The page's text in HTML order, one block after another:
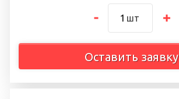
шт
Оставить заявку